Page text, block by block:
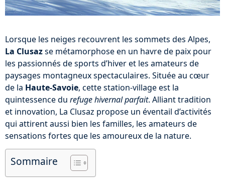
Lorsque les neiges recouvrent les sommets des Alpes,
La Clusazse métamorphose en un havre de paix pour
les passionnés de sports d’hiver et les amateurs de
paysages montagneux spectaculaires. Située au cœur
de la Haute-Savoie, cette station-village est la
quintessence du refuge hivernal parfait. Alliant tradition
et innovation, La Clusaz propose un éventail d’activités
qui attirent aussi bien les familles, les amateurs de
sensations fortes que les amoureux de la nature.
Sommaire